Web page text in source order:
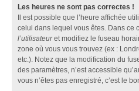
Les heures ne sont pas correctes !
Il est possible que l’heure affichée
celui dans lequel vous êtes. Dans ce
l’utilisateuret modifiez le fuseau
zone où vous vous trouvez (ex :
etc.). Notez que la modification du
des paramètres, n’est accessible
vous n’êtes pas enregistré, c’est le